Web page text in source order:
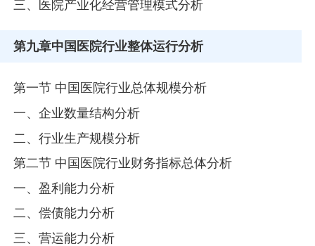
三、医院产业化经营管理模式分析
第九章中国医院行业整体运行分析
第一节 中国医院行业总体规模分析
一、企业数量结构分析
二、行业生产规模分析
第二节 中国医院行业财务指标总体分析
一、盈利能力分析
二、偿债能力分析
三、营运能力分析